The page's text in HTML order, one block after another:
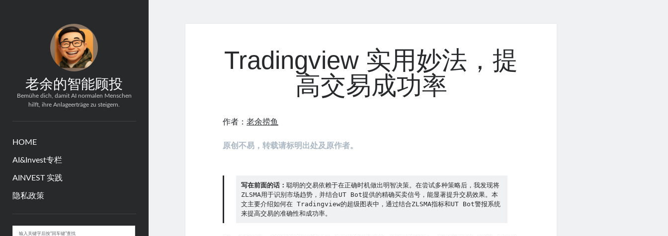
老余的智能顾投
Bemühe dich, damit AI normalen Menschen
hilft, ihre Anlageerträge zu steigern.
HOME
AI&Invest专栏
AINVEST 实践
隐私政策
Sidebar
Tradingview 实用妙法，提
高交易成功率
作者：老余捞鱼
原创不易，转载请标明出处及原作者。
写在前面的话： 聪明的交易依赖于在正确时机做出明智决策。在尝试多种策略后，我发现将
ZLSMA用于识别市场趋势，并结合UT Bot提供的精确买卖信号，能显著提升交易效果。本
文主要介绍如何在 Tradingview的超级图表中，通过结合ZLSMA指标和UT Bot警报系统
来提高交易的准确性和成功率。